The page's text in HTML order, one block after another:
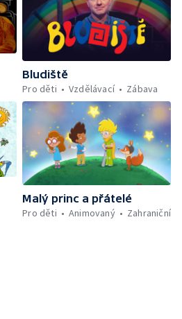
Bludiště
Pro děti
Vzdělávací Zábava
Malý princ a přátelé
Pro děti
Animovaný Zahraniční